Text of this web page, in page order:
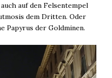
auf den Felsentempel
dem Dritten. Oder
Papyrus der Goldminen.